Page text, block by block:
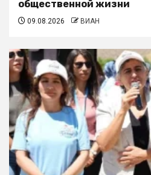
общественной жизни
09.08.2026 ВИАН